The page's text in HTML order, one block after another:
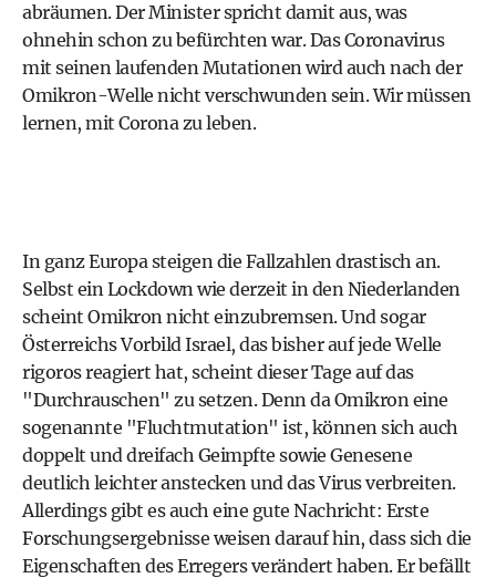
abräumen. Der Minister spricht damit aus, was
ohnehin schon zu befürchten war. Das Coronavirus
mit seinen laufenden Mutationen wird auch nach der
Omikron-Welle nicht verschwunden sein. Wir müssen
lernen, mit Corona zu leben.
In ganz Europa steigen die Fallzahlen drastisch an.
Selbst ein Lockdown wie derzeit in den Niederlanden
scheint Omikron nicht einzubremsen. Und sogar
Österreichs Vorbild Israel, das bisher auf jede Welle
rigoros reagiert hat, scheint dieser Tage auf das
"Durchrauschen" zu setzen. Denn da Omikron eine
sogenannte "Fluchtmutation" ist, können sich auch
doppelt und dreifach Geimpfte sowie Genesene
deutlich leichter anstecken und das Virus verbreiten.
Allerdings gibt es auch eine gute Nachricht: Erste
Forschungsergebnisse weisen darauf hin, dass sich die
Eigenschaften des Erregers verändert haben. Er befällt